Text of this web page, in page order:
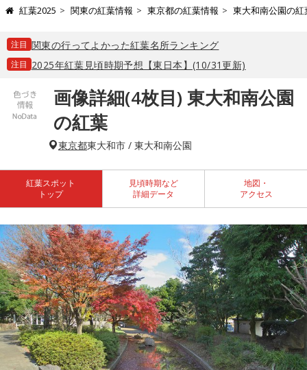
紅葉2025 関東の紅葉情報 東京都の紅葉情報 東大和南公園の紅
注目 関東の行ってよかった紅葉名所ランキング
注目 2025年紅葉見頃時期予想【東日本】(10/31更新)
画像詳細(4枚目) 東大和南公園
の紅葉
東京都東大和市 / 東大和南公園
紅葉スポット
トップ
見頃時期など
詳細データ
地図・
アクセス